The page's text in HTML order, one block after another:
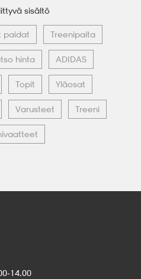
sisältö
paidat Treenipaita
hinta ADIDAS
Topit Yläosat
Varusteet Treeni
14.00